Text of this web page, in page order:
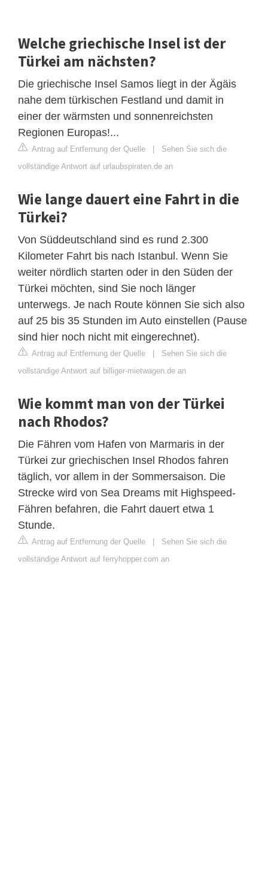
Welche griechische Insel ist der
Türkei am nächsten?
Die griechische Insel Samos liegt in der Ägäis
nahe dem türkischen Festland und damit in
einer der wärmsten und sonnenreichsten
Regionen Europas!...
Antrag auf Entfernung der Quelle | Sehen Sie sich die
vollständige Antwort auf urlaubspiraten.de an
Wie lange dauert eine Fahrt in die
Türkei?
Von Süddeutschland sind es rund 2.300
Kilometer Fahrt bis nach Istanbul. Wenn Sie
weiter nördlich starten oder in den Süden der
Türkei möchten, sind Sie noch länger
unterwegs. Je nach Route können Sie sich also
auf 25 bis 35 Stunden im Auto einstellen (Pause
sind hier noch nicht mit eingerechnet).
Antrag auf Entfernung der Quelle | Sehen Sie sich die
vollständige Antwort auf billiger-mietwagen.de an
Wie kommt man von der Türkei
nach Rhodos?
Die Fähren vom Hafen von Marmaris in der
Türkei zur griechischen Insel Rhodos fahren
täglich, vor allem in der Sommersaison. Die
Strecke wird von Sea Dreams mit Highspeed-
Fähren befahren, die Fahrt dauert etwa 1
Stunde.
Antrag auf Entfernung der Quelle | Sehen Sie sich die
vollständige Antwort auf ferryhopper.com an